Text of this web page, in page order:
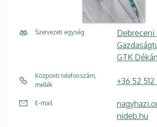
Szervezeti egység
Debreceni
GTK
Központi telefonszám,
mellék
+36 52
E-mail
nideb.hu